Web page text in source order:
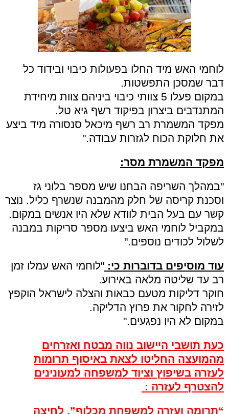
לוחמי האש מיד החלו בפעולות כיבוי ובידוד כל
דבר שמסכן התפשטות.
במקום פעלו 5 צוותי כיבוי ביניהם צוות מיחידת
המתנדבים ביצרון בפיקוד רשף גיא טל.
מפקד המשמרת רב רשף מיכאל סנסורה מיד ביצע
את חלוקת הכוח לגזרות עבודה."
מפקד המשמרת מסר:
"במהלך השריפה הבחנו שיש מספר בלוני גז
וסכנת קריסה של חלק מהמבנה שנשרף כליל. נוצר
קשר עם בעל הבית לוודא שלא היו אנשים במקום.
במקביל לוחמי האש ביצעו מספר סריקות במבנה
לשלול לכודים נוספים."
עוד מוסיפים בדוברות כי: "לוחמי האש עמלו זמן
רב עד שליטה מלאה באירוע.
חוקר דליקות מטעם כבאות והצלה לישראל הוקפץ
לזירה לחקור את פרוץ הדליקה.
במקום לא היו נפגעים."
כעת תושבי היישוב נווה מבטח ואזרחים
מהמועצה החליטו לצאת באיסוף תרומות
לעזרה בשיפוץ וציוד למשפחה למעונינים
להצטרף לעזרה :
“תרומה ועזרה למשפחת מכלוף”, לחיצה